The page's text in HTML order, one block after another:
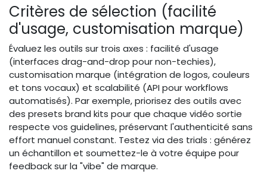
Critères de sélection (facilité
d'usage, customisation marque)
Évaluez les outils sur trois axes : facilité d'usage
(interfaces drag-and-drop pour non-techies),
customisation marque (intégration de logos, couleurs
et tons vocaux) et scalabilité (API pour workflows
automatisés). Par exemple, priorisez des outils avec
des presets brand kits pour que chaque vidéo sortie
respecte vos guidelines, préservant l'authenticité sans
effort manuel constant. Testez via des trials : générez
un échantillon et soumettez-le à votre équipe pour
feedback sur la "vibe" de marque.